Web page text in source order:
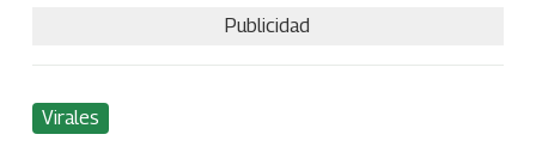
Publicidad
Virales